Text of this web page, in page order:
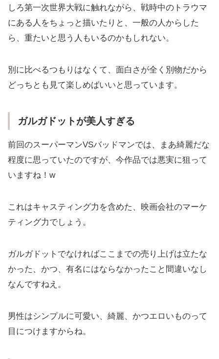
しろ第一次世界大戦に触れながら、戦時中のトラウマ
にある人をちょっと描いたりと、一般の人からした
ら、重たいと思う人もいるのかもしれない。
別に比べるつもりはなくて、面白さが全く別物だから
どっちとも見て楽しめばいいと思っています。
ガルガドットが美人すぎる
前回のスーパーマンVSバッドマンでは、まあ綺麗だな
程度に思っていたのですが、今作品では悪実に狙って
いますね！w
これはキャスティング力を含めた、映画会社のマーケ
ティング力でしょう。
ガルガドットでなければここまでの売り上げは立たな
かった、かつ、有名にはならなかったこと間違いなし
なんですねえ。
男性はシンプルに可愛い、綺麗、かつエロいものって
目につけますからね。